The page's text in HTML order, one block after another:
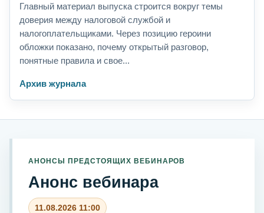
Главный материал выпуска строится вокруг темы
доверия между налоговой службой и
налогоплательщиками. Через позицию героини
обложки показано, почему открытый разговор,
понятные правила и свое...
Архив журнала
АНОНСЫ ПРЕДСТОЯЩИХ ВЕБИНАРОВ
Анонс вебинара
11.08.2026 11:00